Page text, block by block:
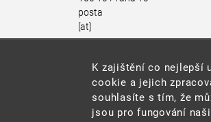
posta
[at]
mzp.gov.cz
+420 267 121 111
K zajištění co nejlepší
cookie a jejich
souhlasíte s tím, že
jsou pro fungování